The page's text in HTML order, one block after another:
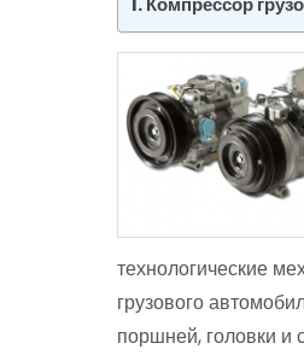
технологические
грузового
поршней, головки